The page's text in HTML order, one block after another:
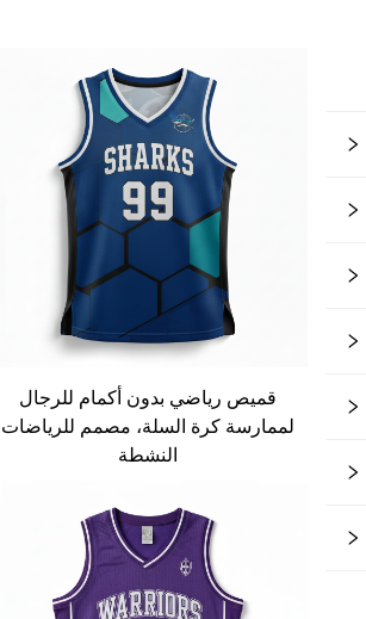
قميص رياضي بدون أكمام للرجال
لممارسة كرة السلة، مصمم للرياضات
النشطة